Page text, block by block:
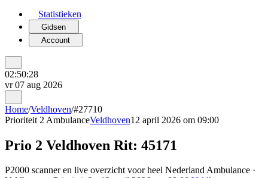
Statistieken
Gidsen
Account
02:50:28
vr 07 aug 2026
Home/Veldhoven/#27710
Prioriteit 2 AmbulanceVeldhoven12 april 2026 om 09:00
Prio 2 Veldhoven Rit: 45171
P2000 scanner en live overzicht voor heel Nederland Ambulance ·